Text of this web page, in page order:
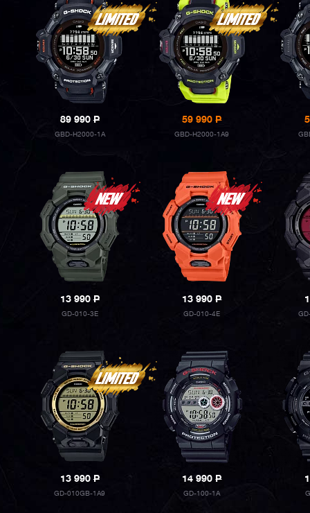
89 990P
GBD-H2000-1A
59 990P
GBD-H2000-1A9
13 990P
GD-010-3E
13 990P
GD-010-4E
13 990P
GD-010GB-1A9
14 990P
GD-100-1A